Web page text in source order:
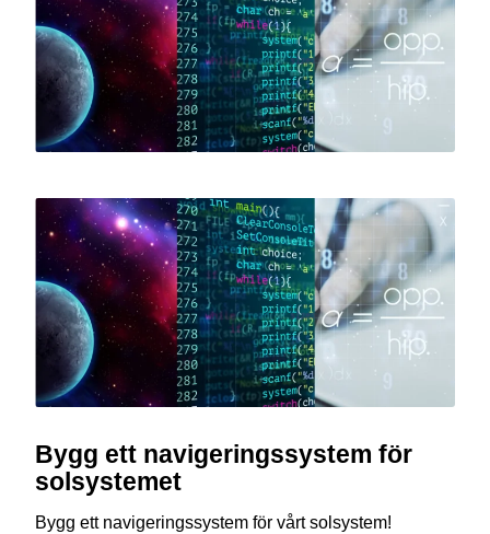
Bygg ett navigeringssystem för
solsystemet
Bygg ett navigeringssystem för vårt solsystem!